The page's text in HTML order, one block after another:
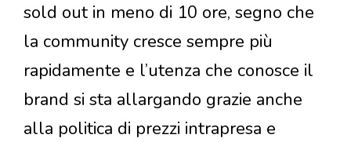
sold out in meno di 10 ore, segno che
la community cresce sempre più
rapidamente e l’utenza che conosce il
brand si sta allargando grazie anche
alla politica di prezzi intrapresa e